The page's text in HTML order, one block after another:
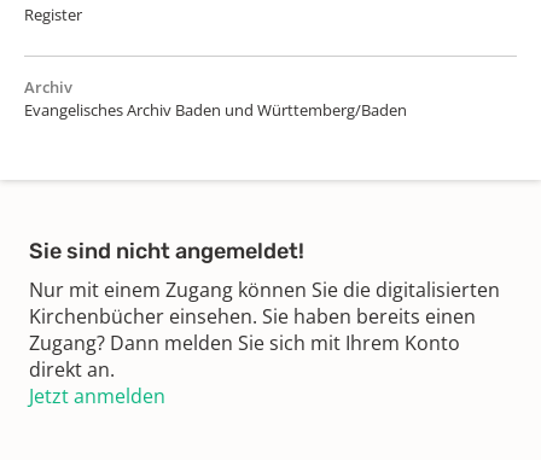
Register
Archiv
Evangelisches Archiv Baden und Württemberg/Baden
Sie sind nicht angemeldet!
Nur mit einem Zugang können Sie die digitalisierten
Kirchenbücher einsehen. Sie haben bereits einen
Zugang? Dann melden Sie sich mit Ihrem Konto
direkt an.
Jetzt anmelden